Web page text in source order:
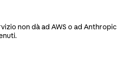
non dà ad AWS o ad Anthropic